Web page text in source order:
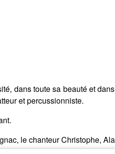
dans toute sa beauté et
et percussionniste.
le chanteur Christophe,